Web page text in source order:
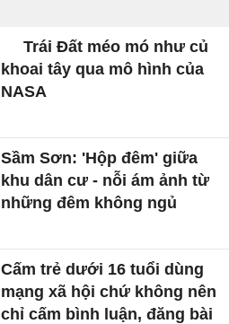
Trái Đất méo mó như củ
khoai tây qua mô hình của
NASA
Sầm Sơn: 'Hộp đêm' giữa
khu dân cư - nỗi ám ảnh từ
những đêm không ngủ
Cấm trẻ dưới 16 tuổi dùng
mạng xã hội chứ không nên
chỉ cấm bình luận, đăng bài